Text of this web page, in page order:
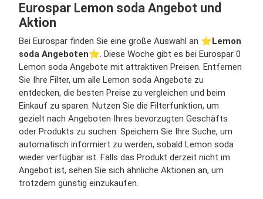
Eurospar Lemon soda Angebot und
Aktion
Bei Eurospar finden Sie eine große Auswahl an ⭐️ Lemon
soda Angeboten⭐️. Diese Woche gibt es bei Eurospar 0
Lemon soda Angebote mit attraktiven Preisen. Entfernen
Sie Ihre Filter, um alle Lemon soda Angebote zu
entdecken, die besten Preise zu vergleichen und beim
Einkauf zu sparen. Nutzen Sie die Filterfunktion, um
gezielt nach Angeboten Ihres bevorzugten Geschäfts
oder Produkts zu suchen. Speichern Sie Ihre Suche, um
automatisch informiert zu werden, sobald Lemon soda
wieder verfügbar ist. Falls das Produkt derzeit nicht im
Angebot ist, sehen Sie sich ähnliche Aktionen an, um
trotzdem günstig einzukaufen.